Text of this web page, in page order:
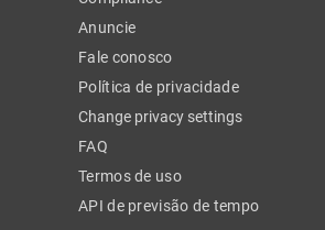
Anuncie
Fale conosco
Política de privacidade
Change privacy settings
FAQ
Termos de uso
API de previsão de tempo